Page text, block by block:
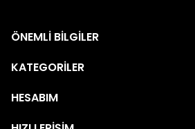
ÖNEMLİ BİLGİLER
KATEGORİLER
HESABIM